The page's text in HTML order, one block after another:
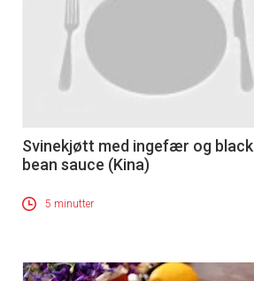
Svinekjøtt med ingefær og black
bean sauce (Kina)
5 minutter